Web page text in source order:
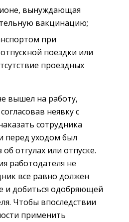
вынуждающая
вакцинацию;
при
поездки или
проездных
вышел на работу,
неявку с
сотрудника
перед уходом был
отгулах или отпуске.
работодателя не
все равно должен
и добиться одобряющей
Чтобы впоследствии
применить